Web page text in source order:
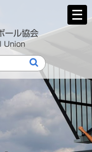
ール協会
Union
メ
ニ
く